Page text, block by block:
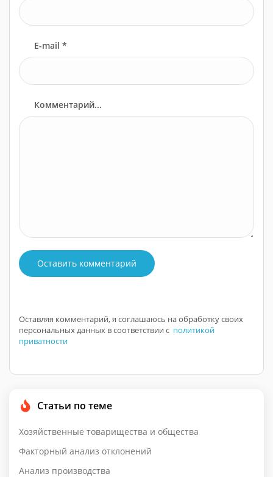
E-mail *
Комментарий...
Оставить комментарий
Оставляя комментарий, я соглашаюсь на обработку своих
персональных данных в соответствии с политикой
приватности
Статьи по теме
Хозяйственные товарищества и общества
Факторный анализ отклонений
Анализ производства